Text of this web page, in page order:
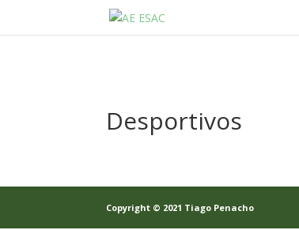
Desportivos
Copyright © 2021 Tiago Penacho